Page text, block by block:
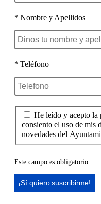
* Nombre y Apellidos
* Teléfono
He leído y acepto
consiento el uso de mis
novedades del
Este campo es obligatorio.